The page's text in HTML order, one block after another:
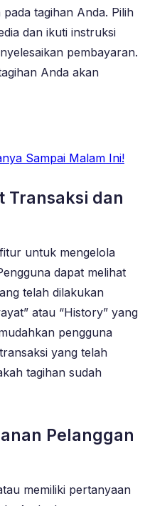
tagihan Anda. Pilih
dan ikuti instruksi
pembayaran.
Anda akan
Sampai Malam Ini!
Transaksi dan
untuk mengelola
dapat melihat
telah dilakukan
atau “History” yang
pengguna
yang telah
tagihan sudah
Pelanggan
memiliki pertanyaan